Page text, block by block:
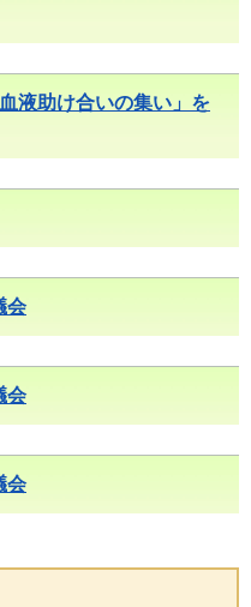
液助け合いの集い」を
会
会
会